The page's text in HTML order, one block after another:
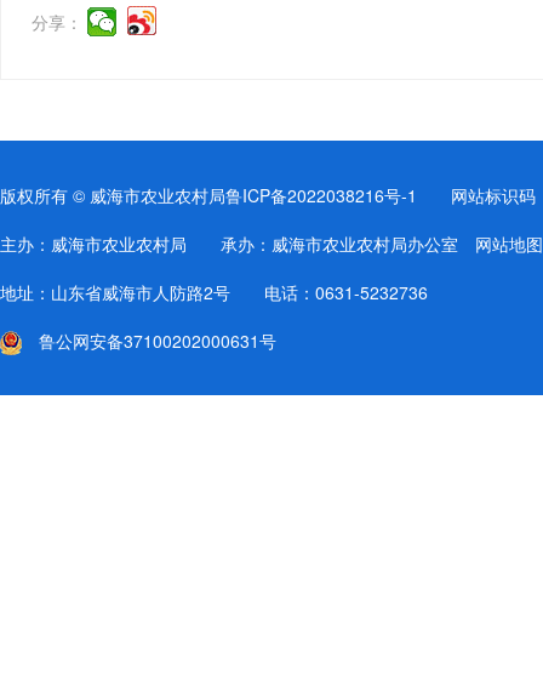
分享：
版权所有 © 威海市农业农村局鲁ICP备2022038216号-1
网站标识码
主办：威海市农业农村局 承办：威海市农业农村局办公室 网站地图
地址：山东省威海市人防路2号 电话：0631-5232736
鲁公网安备37100202000631号